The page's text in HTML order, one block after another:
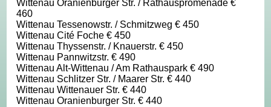
Wittenau Oranienburger Str. / Rathauspromenade €
460
Wittenau Tessenowstr. / Schmitzweg € 450
Wittenau Cité Foche € 450
Wittenau Thyssenstr. / Knauerstr. € 450
Wittenau Pannwitzstr. € 490
Wittenau Alt-Wittenau / Am Rathauspark € 490
Wittenau Schlitzer Str. / Maarer Str. € 440
Wittenau Wittenauer Str. € 440
Wittenau Oranienburger Str. € 440